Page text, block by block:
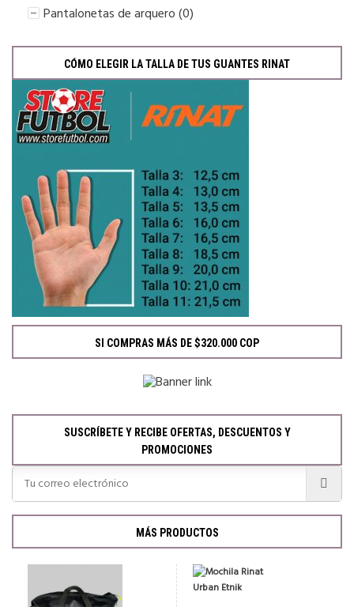
Pantalonetas de arquero(0)
CÓMO ELEGIR LA TALLA DE TUS GUANTES RINAT
SI COMPRAS MÁS DE $320.000 COP
SUSCRÍBETE Y RECIBE OFERTAS, DESCUENTOS Y
PROMOCIONES
MÁS PRODUCTOS